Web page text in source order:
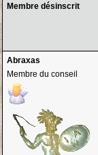
Membre désinscrit
Abraxas
Membre du conseil